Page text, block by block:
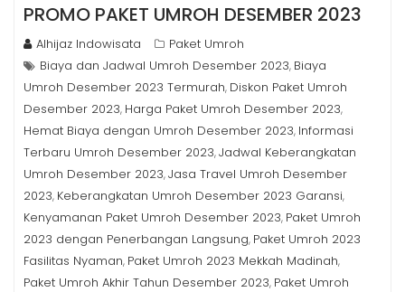
PROMO PAKET UMROH DESEMBER 2023
Alhijaz Indowisata
Paket Umroh
Biaya dan Jadwal Umroh Desember 2023, Biaya
Umroh Desember 2023 Termurah, Diskon Paket Umroh
Desember 2023, Harga Paket Umroh Desember 2023,
Hemat Biaya dengan Umroh Desember 2023, Informasi
Terbaru Umroh Desember 2023,Jadwal Keberangkatan
Umroh Desember 2023,Jasa Travel Umroh Desember
2023, Keberangkatan Umroh Desember 2023 Garansi,
Kenyamanan Paket Umroh Desember 2023, Paket Umroh
2023 dengan Penerbangan Langsung, Paket Umroh 2023
Fasilitas Nyaman, Paket Umroh 2023 Mekkah Madinah,
Paket Umroh Akhir Tahun Desember 2023, Paket Umroh